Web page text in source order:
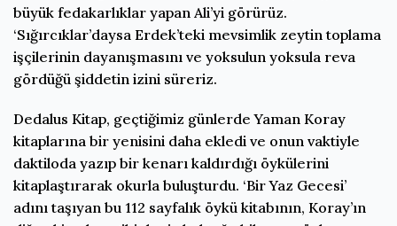
büyük fedakarlıklar yapan Ali’yi görürüz.
‘Sığırcıklar’daysa Erdek’teki mevsimlik zeytin toplama
işçilerinin dayanışmasını ve yoksulun yoksula reva
gördüğü şiddetin izini süreriz.
Dedalus Kitap, geçtiğimiz günlerde Yaman Koray
kitaplarına bir yenisini daha ekledi ve onun vaktiyle
daktiloda yazıp bir kenarı kaldırdığı öykülerini
kitaplaştırarak okurla buluşturdu. ‘Bir Yaz Gecesi’
adını taşıyan bu 112 sayfalık öykü kitabının, Koray’ın